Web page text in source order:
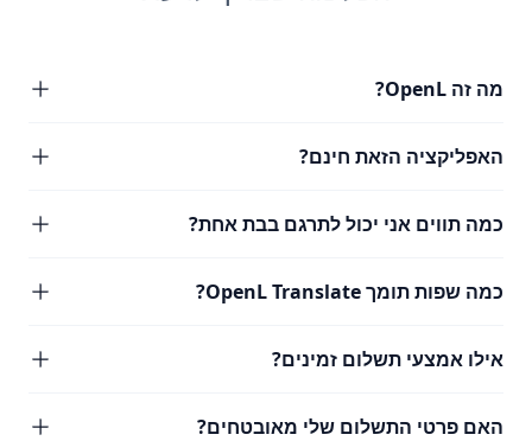
מה זה OpenL?
האפליקציה הזאת חינם?
כמה תווים אני יכול לתרגם בבת אחת?
כמה שפות תומך OpenL Translate?
אילו אמצעי תשלום זמינים?
האם פרטי התשלום שלי מאובטחים?